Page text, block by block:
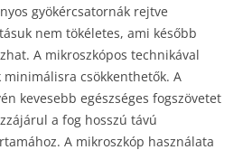
gyökércsatornák rejtve
nem tökéletes, ami később
A mikroszkópos technikával
csökkenthetők. A
kevesebb egészséges fogszövetet
a fog hosszú távú
A mikroszkóp használata